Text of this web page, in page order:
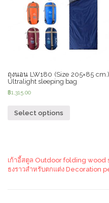
ถุงนอน LW180 (Size 205×85 cm.)
Ultralight sleeping bag
฿1,315.00
Select options
เก้าอี้สตูล Outdoor folding wood
ธงราวสำหรับตกแต่ง Decoration